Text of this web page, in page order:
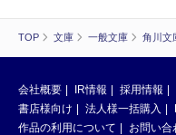
TOP 文庫 一般文庫 角川文
会社概要 IR情報 採用情報
書店様向け
法人様一括購入
作品の利用について
お問い合